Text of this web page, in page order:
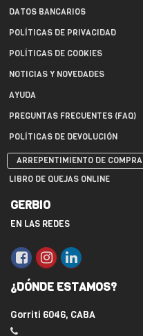
DATOS BANCARIOS
POLÍTICAS DE PRIVACIDAD
POLÍTICAS DE COOKIES
NOTICIAS Y NOVEDADES
AYUDA
PREGUNTAS FRECUENTES (FAQ)
POLÍTICAS DE DEVOLUCIÓN
ARREPENTIMIENTO DE COMPRA
LIBRO DE QUEJAS ONLINE
GERBIO
EN LAS REDES
¿DÓNDE ESTAMOS?
Gorriti 6046, CABA